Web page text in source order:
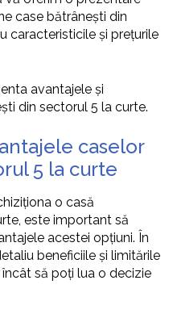
case bătrânești din
caracteristicile și prețurile
avantajele și
din sectorul 5 la curte.
caselor
5 la curte
o casă
este important să
acestei opțiuni. În
beneficiile și limitările
să poți lua o decizie